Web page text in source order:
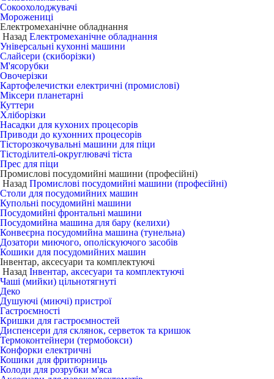
Сокоохолоджувачі
Морожениці
Електромеханічне обладнання
Назад Електромеханічне обладнання
Універсальні кухонні машини
Слайсери (скиборізки)
М'ясорубки
Овочерізки
Картофелечистки електричні (промислові)
Міксери планетарні
Куттери
Хліборізки
Насадки для кухоних процесорів
Приводи до кухонних процесорів
Тісторозкочувальні машини для піци
Тістоділителі-округлювачі тіста
Прес для піци
Промислові посудомийні машини (професійні)
Назад Промислові посудомийні машини (професійні)
Столи для посудомийних машин
Купольні посудомийні машини
Посудомийні фронтальні машини
Посудомийна машина для бару (келихи)
Конвеєрна посудомийна машина (тунельна)
Дозатори миючого, ополіскуючого засобів
Кошики для посудомийних машин
Інвентар, аксесуари та комплектуючі
Назад Інвентар, аксесуари та комплектуючі
Чаші (мийки) цільнотягнуті
Деко
Душуючі (миючі) пристрої
Гастроємності
Кришки для гастроємностей
Диспенсери для склянок, серветок та кришок
Термоконтейнери (термобокси)
Конфорки електричні
Кошики для фритюрниць
Колоди для розрубки м'яса